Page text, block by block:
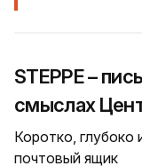
STEPPE –
смыслах
Коротко,
почтовый ящик